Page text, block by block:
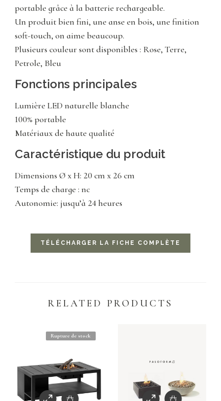
portable grâce à la batterie rechargeable.
Un produit bien fini, une anse en bois, une finition
soft-touch, on aime beaucoup.
Plusieurs couleur sont disponibles : Rose, Terre,
Petrole, Bleu
Fonctions principales
Lumière LED naturelle blanche
100% portable
Matériaux de haute qualité
Caractéristique du produit
Dimensions Ø x H: 20 cm x 26 cm
Temps de charge : nc
Autonomie: jusqu’à 24 heures
TÉLÉCHARGER LA FICHE COMPLÈTE
RELATED PRODUCTS
Rupture de stock